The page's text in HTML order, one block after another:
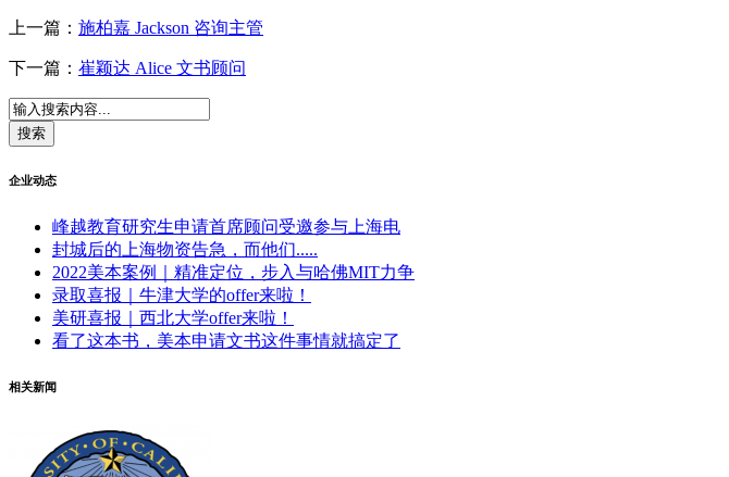
上一篇： 施柏嘉 Jackson 咨询主管
下一篇： 崔颖达 Alice 文书顾问
企业动态
峰越教育研究生申请首席顾问受邀参与上海电
封城后的上海物资告急，而他们.....
2022美本案例｜精准定位，步入与哈佛MIT力争
录取喜报｜牛津大学的offer来啦！
美研喜报｜西北大学offer来啦！
看了这本书，美本申请文书这件事情就搞定了
相关新闻